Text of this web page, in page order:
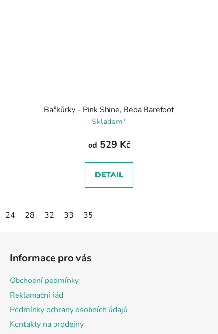
Bačkůrky - Pink Shine, Beda Barefoot
Skladem*
od 529 Kč
DETAIL
24 28 32 33 35
Informace pro vás
Obchodní podmínky
Reklamační řád
Podmínky ochrany osobních údajů
Kontakty na prodejny